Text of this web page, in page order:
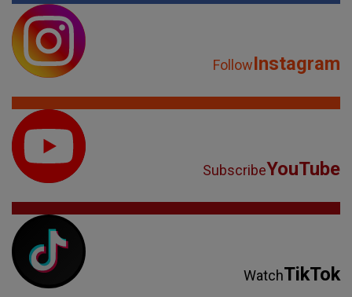
FollowInstagram
SubscribeYouTube
WatchTikTok